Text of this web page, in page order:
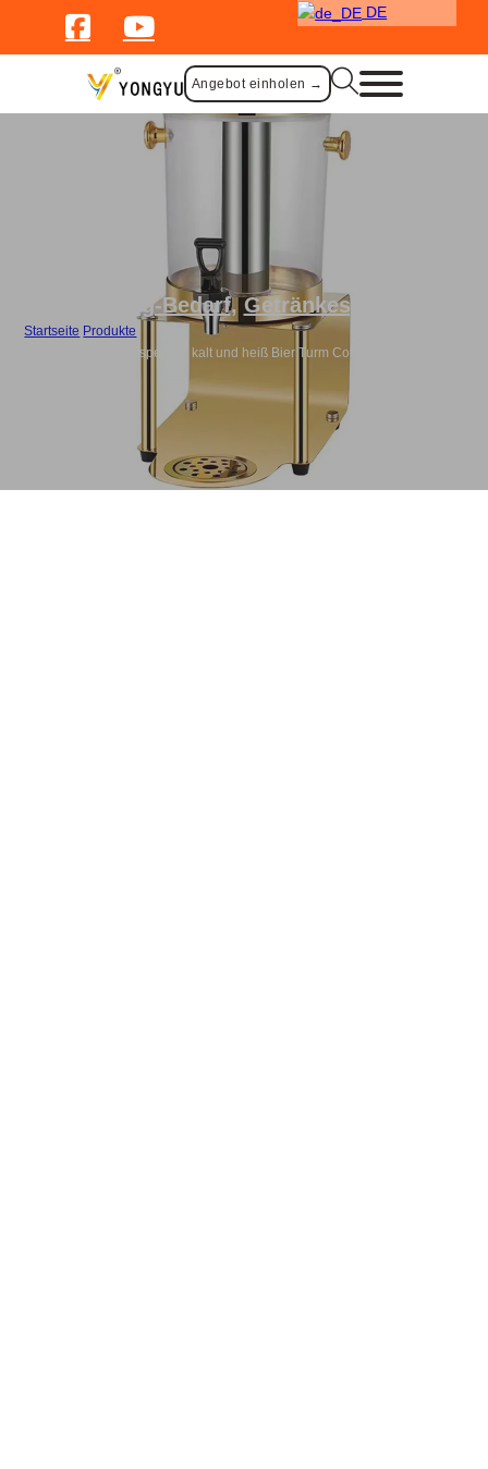
DE
Angebot einholen →
Catering-Bedarf,Getränkespender
Startseite Produkte
Großhandel 8L Saftspender kalt und heiß Bier Turm CoffSe Dispenser-